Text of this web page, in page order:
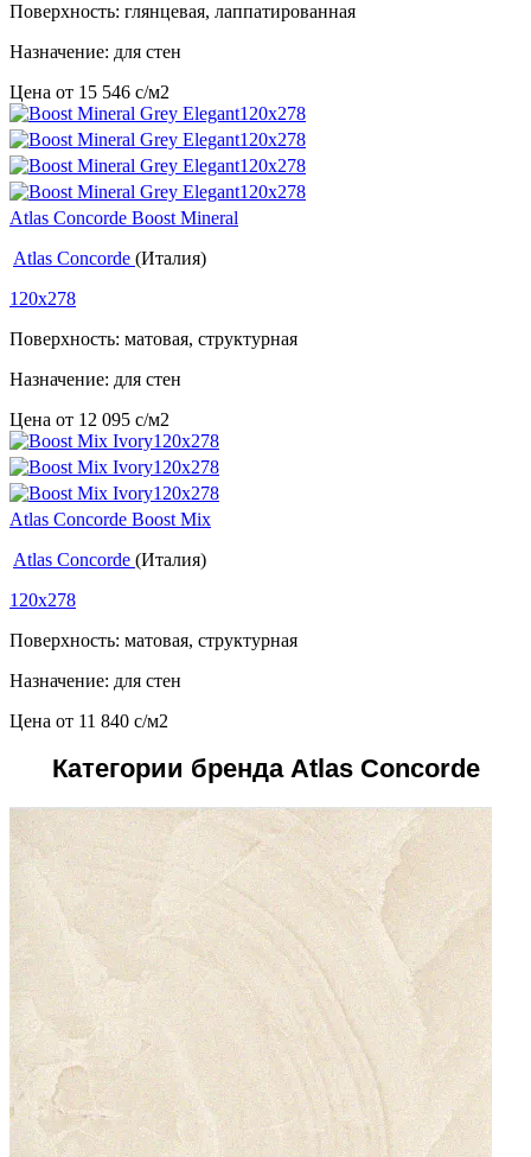
Поверхность: глянцевая, лаппатированная
Назначение: для стен
Цена от 15 546 c/м2
Atlas Concorde Boost Mineral
Atlas Concorde (Италия)
120x278
Поверхность: матовая, структурная
Назначение: для стен
Цена от 12 095 c/м2
Atlas Concorde Boost Mix
Atlas Concorde (Италия)
120x278
Поверхность: матовая, структурная
Назначение: для стен
Цена от 11 840 c/м2
Категории бренда Atlas Concorde